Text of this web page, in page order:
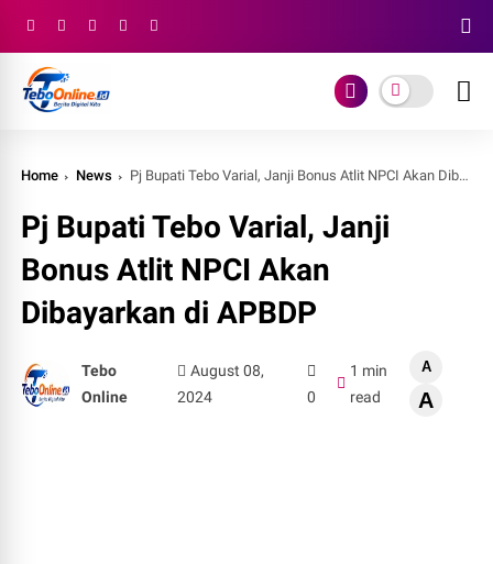
Home News Pj Bupati Tebo Varial, Janji Bonus Atlit NPCI Akan Dibayarkan di APBDP
Pj Bupati Tebo Varial, Janji
Bonus Atlit NPCI Akan
Dibayarkan di APBDP
Tebo
Online
August 08,
2024
0
1 min
read
A
A